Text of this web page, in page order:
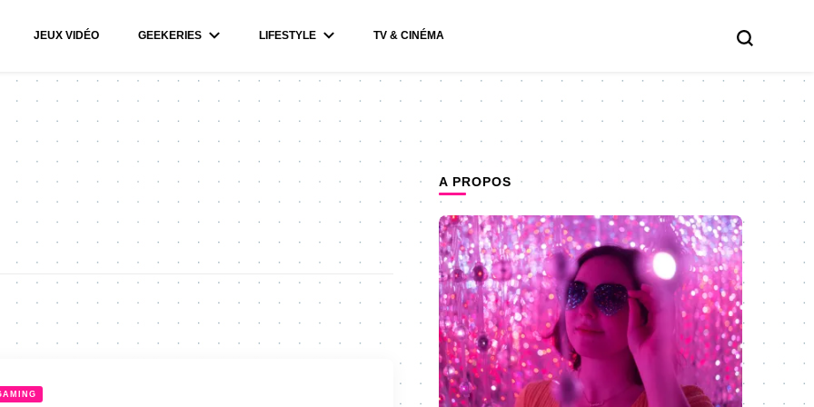
JEUX VIDÉO GEEKERIES LIFESTYLE TV & CINÉMA
A PROPOS